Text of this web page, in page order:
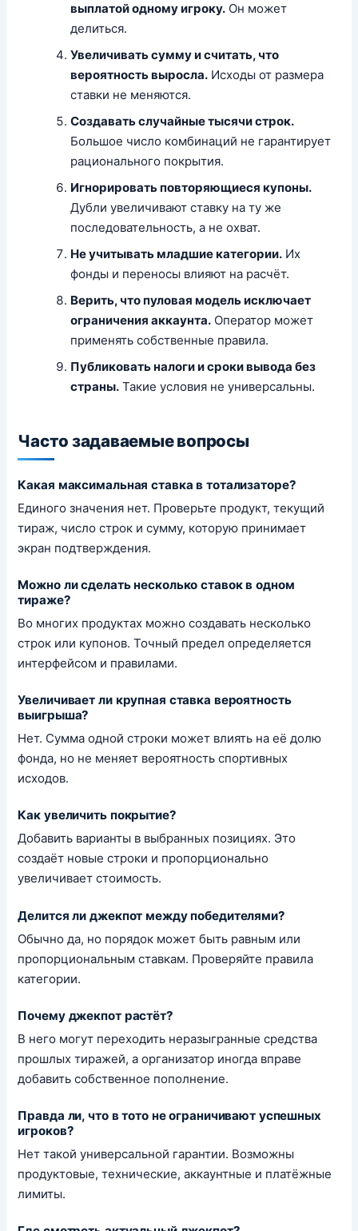
выплатой одному игроку.Он может
делиться.
Увеличивать сумму и считать, что
вероятность выросла.Исходы от размера
ставки не меняются.
Создавать случайные тысячи строк.
Большое число комбинаций не гарантирует
рационального покрытия.
Игнорировать повторяющиеся купоны.
Дубли увеличивают ставку на ту же
последовательность, а не охват.
Не учитывать младшие категории.Их
фонды и переносы влияют на расчёт.
Верить, что пуловая модель исключает
ограничения аккаунта.Оператор может
применять собственные правила.
Публиковать налоги и сроки вывода без
страны.Такие условия не универсальны.
Часто задаваемые вопросы
Какая максимальная ставка в тотализаторе?
Единого значения нет. Проверьте продукт, текущий
тираж, число строк и сумму, которую принимает
экран подтверждения.
Можно ли сделать несколько ставок в одном
тираже?
Во многих продуктах можно создавать несколько
строк или купонов. Точный предел определяется
интерфейсом и правилами.
Увеличивает ли крупная ставка вероятность
выигрыша?
Нет. Сумма одной строки может влиять на её долю
фонда, но не меняет вероятность спортивных
исходов.
Как увеличить покрытие?
Добавить варианты в выбранных позициях. Это
создаёт новые строки и пропорционально
увеличивает стоимость.
Делится ли джекпот между победителями?
Обычно да, но порядок может быть равным или
пропорциональным ставкам. Проверяйте правила
категории.
Почему джекпот растёт?
В него могут переходить неразыгранные средства
прошлых тиражей, а организатор иногда вправе
добавить собственное пополнение.
Правда ли, что в тото не ограничивают успешных
игроков?
Нет такой универсальной гарантии. Возможны
продуктовые, технические, аккаунтные и платёжные
лимиты.